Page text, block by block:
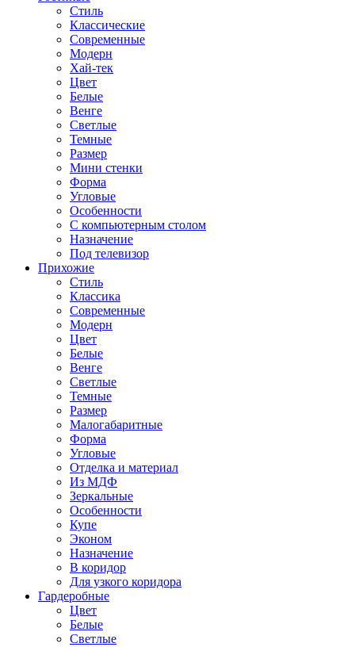
Стиль
Классические
Современные
Модерн
Хай-тек
Цвет
Белые
Венге
Светлые
Темные
Размер
Мини стенки
Форма
Угловые
Особенности
С компьютерным столом
Назначение
Под телевизор
Прихожие
Стиль
Классика
Современные
Модерн
Цвет
Белые
Венге
Светлые
Темные
Размер
Малогабаритные
Форма
Угловые
Отделка и материал
Из МДФ
Зеркальные
Особенности
Купе
Эконом
Назначение
В коридор
Для узкого коридора
Гардеробные
Цвет
Белые
Светлые